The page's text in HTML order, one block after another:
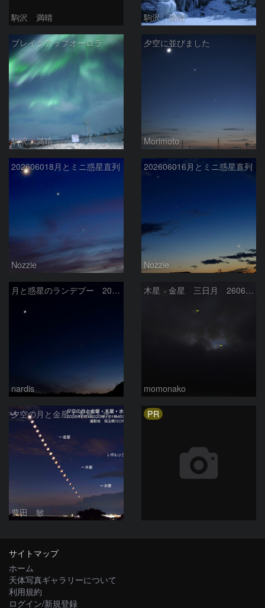
駒沢 満晴 駒沢 満晴
ブレイクアップオーロラ
駒沢 満晴
夕空に並びました
Morimoto
202606018月とミニ惑星直列
Nozzie
202606016月とミニ惑星直列
Nozzie
月と惑星のランデブー 2026/06/19
nardis
木星 金星 三日月 260618
momonako
夕空の月と金星・木星・水星の接近 2026/6/18
豊田 敏
PR
サイトマップ
ホーム
天体写真ギャラリーについて
利用規約
ログイン/新規登録